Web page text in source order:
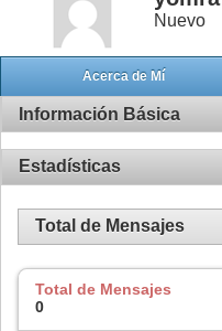
Nuevo
Acerca de Mí
Información Básica
Estadísticas
Total de Mensajes
Total de Mensajes
0